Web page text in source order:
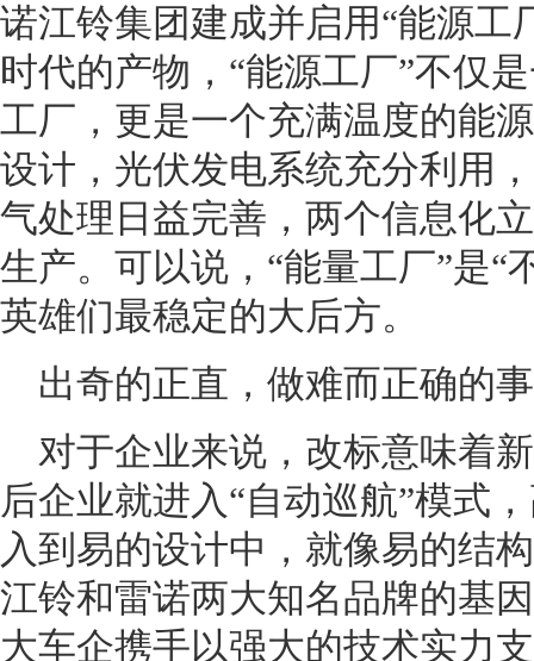
诺江铃集团建成并启用“能源工
时代的产物，“能源工厂”不仅
工厂，更是一个充满温度的能
设计，光伏发电系统充分利用
气处理日益完善，两个信息化
生产。可以说，“能量工厂”是“
英雄们最稳定的大后方。
出奇的正直，做难而正确的
对于企业来说，改标意味着
后企业就进入“自动巡航”模式
入到易的设计中，就像易的结
江铃和雷诺两大知名品牌的基
大车企携手以强大的技术实力